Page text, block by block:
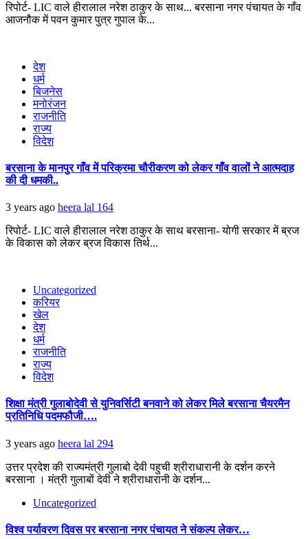
रिपोर्ट- LIC वाले हीरालाल नरेश ठाकुर के साथ... बरसाना नगर पंचायत के गाँव
आजनौक में पवन कुमार पुत्र गुपाल के...
देश
धर्म
बिजनेस
मनोरंजन
राजनीति
राज्य
विदेश
बरसाना के मानपुर गाँव में परिक्रमा चौरीकरण को लेकर गाँव वालों ने आत्मदाह
की दी धमकी..
3 years ago heera lal 164
रिपोर्ट- LIC वाले हीरालाल नरेश ठाकुर के साथ बरसाना- योगी सरकार में ब्रज
के विकास को लेकर ब्रज विकास तिर्थ...
Uncategorized
करियर
खेल
देश
धर्म
राजनीति
राज्य
विदेश
शिक्षा मंत्री गुलाबोदेवी से युनिवर्सिटी बनवाने को लेकर मिले बरसाना चैयरमैन
प्रतिनिधि पदमफौजी….
3 years ago heera lal 294
उत्तर प्रदेश की राज्यमंत्री गुलाबो देवी पहुची श्रीराधारानी के दर्शन करने
बरसाना । मंत्री गुलाबों देवी ने श्रीराधारानी के दर्शन...
Uncategorized
विश्व पर्यावरण दिवस पर बरसाना नगर पंचायत ने संकल्प लेकर…